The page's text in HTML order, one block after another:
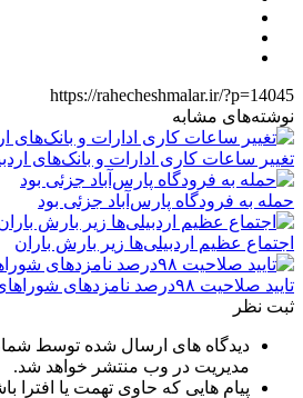
https://rahecheshmalar.ir/?p=14045
نوشته‌های مشابه
تغییر ساعات کاری ادارات و بانک‌های
حمله به فرودگاه پارس‌‌آباد جزئی بود
اجتماع عظیم اردبیلی‌ها زیر بارش باران
تایید صلاحیت ۹۸درصد نامزدهای شوراهای روستای اردبیل
ثبت نظر
دیدگاه های ارسال شده توسط
مدیریت در وب منتشر خواهد شد.
پیام هایی که حاوی تهمت یا افترا